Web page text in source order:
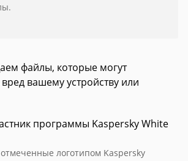
файлы, которые могут
вашему устройству или
программы Kaspersky White
логотипом Kaspersky